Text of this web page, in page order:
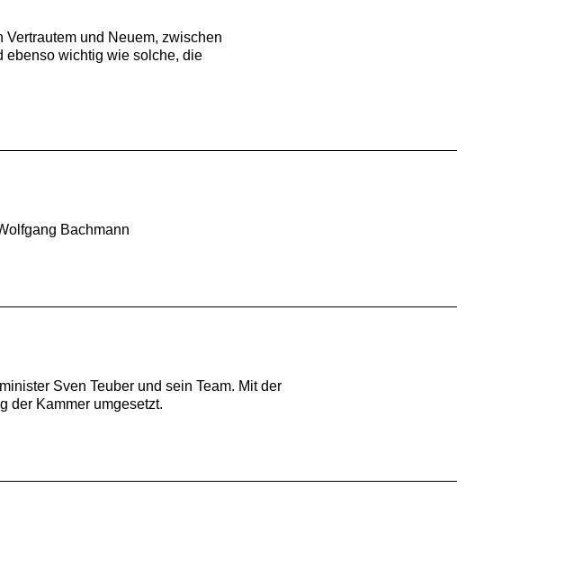
und Neuem, zwischen
ebenso wichtig wie solche, die
Bachmann
Sven Teuber und sein Team. Mit der
der Kammer umgesetzt.